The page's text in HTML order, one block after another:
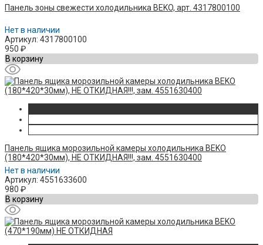
Панель зоны свежести холодильника BEKO, арт. 4317800100
Нет в наличии
Артикул: 4317800100
950 ₽
В корзину
Панель ящика морозильной камеры холодильника BEKO
(180*420*30мм), НЕ ОТКИДНАЯ!!!, зам. 4551630400
Нет в наличии
Артикул: 4551633600
980 ₽
В корзину